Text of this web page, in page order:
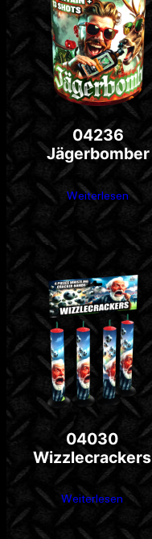
04236
Jägerbomber
Weiterlesen
04030
Wizzlecrackers
Weiterlesen